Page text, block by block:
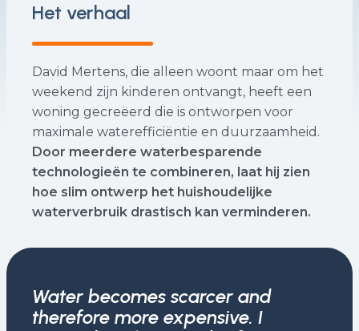
Het verhaal
David Mertens, die alleen woont maar om het
weekend zijn kinderen ontvangt, heeft een
woning gecreëerd die is ontworpen voor
maximale waterefficiëntie en duurzaamheid.
Door meerdere waterbesparende
technologieën te combineren, laat hij zien
hoe slim ontwerp het huishoudelijke
waterverbruik drastisch kan verminderen.
Water becomes scarcer and
therefore more expensive. I